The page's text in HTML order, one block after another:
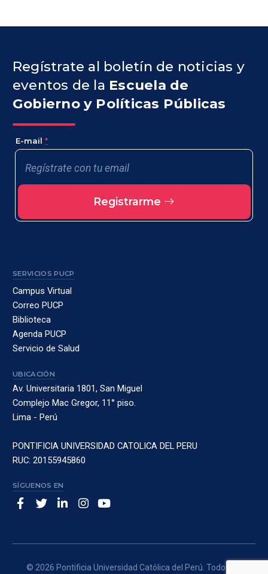
Regístrate al boletín de noticias y
eventos de la Escuela de
Gobierno y Políticas Públicas
E-mail *
Registrarme
SERVICIOS PUCP
Campus Virtual
Correo PUCP
Biblioteca
Agenda PUCP
Servicio de Salud
UBICACIÓN
Av. Universitaria 1801, San Miguel
Complejo Mac Gregor, 11° piso.
Lima - Perú
PONTIFICIA UNIVERSIDAD CATOLICA DEL PERU
RUC: 20155945860
SÍGUENOS EN
© 2026 Pontificia Universidad Católica del Perú. Todos los